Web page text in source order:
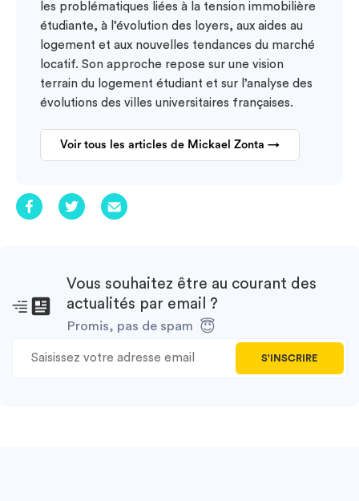
les problématiques liées à la tension immobilière
étudiante, à l’évolution des loyers, aux aides au
logement et aux nouvelles tendances du marché
locatif. Son approche repose sur une vision
terrain du logement étudiant et sur l’analyse des
évolutions des villes universitaires françaises.
Voir tous les articles de Mickael Zonta →
Vous souhaitez être au courant des
actualités par email ?
Promis, pas de spam
S'INSCRIRE